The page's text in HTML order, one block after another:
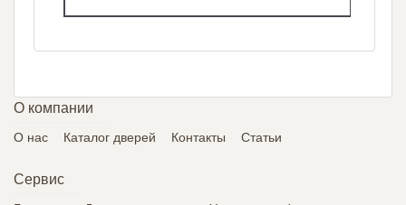
О компании
О нас Каталог дверей Контакты Статьи
Сервис